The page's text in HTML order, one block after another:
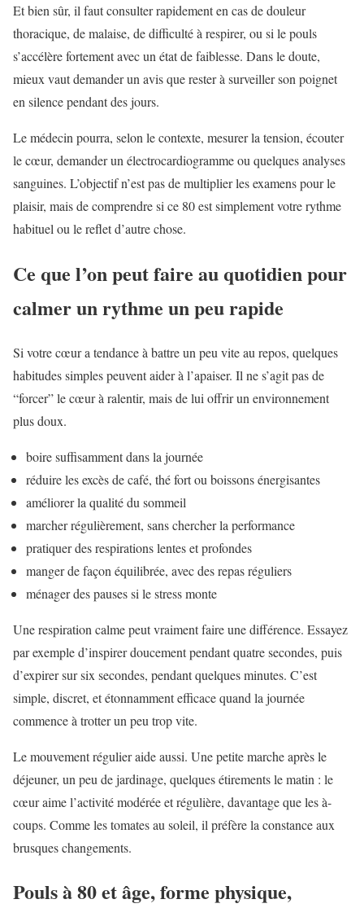
Et bien sûr, il faut consulter rapidement en cas de douleur
thoracique, de malaise, de difficulté à respirer, ou si le pouls
s’accélère fortement avec un état de faiblesse. Dans le doute,
mieux vaut demander un avis que rester à surveiller son poignet
en silence pendant des jours.
Le médecin pourra, selon le contexte, mesurer la tension, écouter
le cœur, demander un électrocardiogramme ou quelques analyses
sanguines. L’objectif n’est pas de multiplier les examens pour le
plaisir, mais de comprendre si ce 80 est simplement votre rythme
habituel ou le reflet d’autre chose.
Ce que l’on peut faire au quotidien pour
calmer un rythme un peu rapide
Si votre cœur a tendance à battre un peu vite au repos, quelques
habitudes simples peuvent aider à l’apaiser. Il ne s’agit pas de
“forcer” le cœur à ralentir, mais de lui offrir un environnement
plus doux.
boire suffisamment dans la journée
réduire les excès de café, thé fort ou boissons énergisantes
améliorer la qualité du sommeil
marcher régulièrement, sans chercher la performance
pratiquer des respirations lentes et profondes
manger de façon équilibrée, avec des repas réguliers
ménager des pauses si le stress monte
Une respiration calme peut vraiment faire une différence. Essayez
par exemple d’inspirer doucement pendant quatre secondes, puis
d’expirer sur six secondes, pendant quelques minutes. C’est
simple, discret, et étonnamment efficace quand la journée
commence à trotter un peu trop vite.
Le mouvement régulier aide aussi. Une petite marche après le
déjeuner, un peu de jardinage, quelques étirements le matin : le
cœur aime l’activité modérée et régulière, davantage que les à-
coups. Comme les tomates au soleil, il préfère la constance aux
brusques changements.
Pouls à 80 et âge, forme physique,